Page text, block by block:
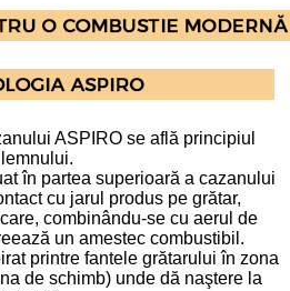
ASPIRO se află principiul
în partea superioară a cazanului
cu jarul produs pe grătar,
combinându-se cu aerul de
un amestec combustibil.
printre fantele grătarului în zona
de schimb) unde dă naştere la